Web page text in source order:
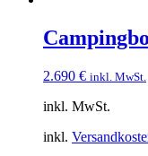
2.690 € inkl. MwSt.
inkl. MwSt.
inkl.